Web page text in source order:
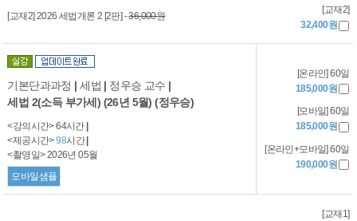
[교재2] 2026 세법개론 2 [2판] -36,000원
[교재2]
32,400원
기본단과과정 | 세법 | 정우승 교수 |
세법 2(소득 부가세) (26년 5월) (정우승)
<강의시간> 64시간
<제공시간>98시간
<촬영일> 2026년 05월
모바일샘플
[온라인] 60일
185,000원
[모바일] 60일
185,000원
[온라인+모바일] 60일
190,000원
[교재1]